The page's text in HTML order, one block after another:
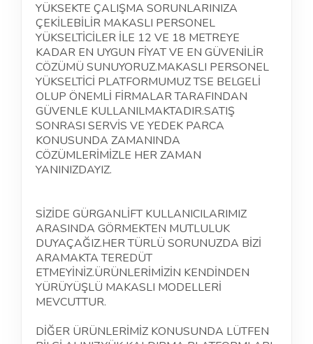
YÜKSEKTE ÇALIŞMA SORUNLARINIZA
ÇEKİLEBİLİR MAKASLI PERSONEL
YÜKSELTİCİLER İLE 12 VE 18 METREYE
KADAR EN UYGUN FİYAT VE EN GÜVENİLİR
CÖZÜMÜ SUNUYORUZ.MAKASLI PERSONEL
YÜKSELTİCİ PLATFORMUMUZ TSE BELGELİ
OLUP ÖNEMLİ FİRMALAR TARAFINDAN
GÜVENLE KULLANILMAKTADIR.SATIŞ
SONRASI SERVİS VE YEDEK PARCA
KONUSUNDA ZAMANINDA
CÖZÜMLERİMİZLE HER ZAMAN
YANINIZDAYIZ.
SİZİDE GÜRGANLİFT KULLANICILARIMIZ
ARASINDA GÖRMEKTEN MUTLULUK
DUYAÇAĞIZ.HER TÜRLÜ SORUNUZDA BİZİ
ARAMAKTA TEREDÜT
ETMEYİNİZ.ÜRÜNLERİMİZİN KENDİNDEN
YÜRÜYÜŞLÜ MAKASLI MODELLERİ
MEVCUTTUR.
DİĞER ÜRÜNLERİMİZ KONUSUNDA LÜTFEN